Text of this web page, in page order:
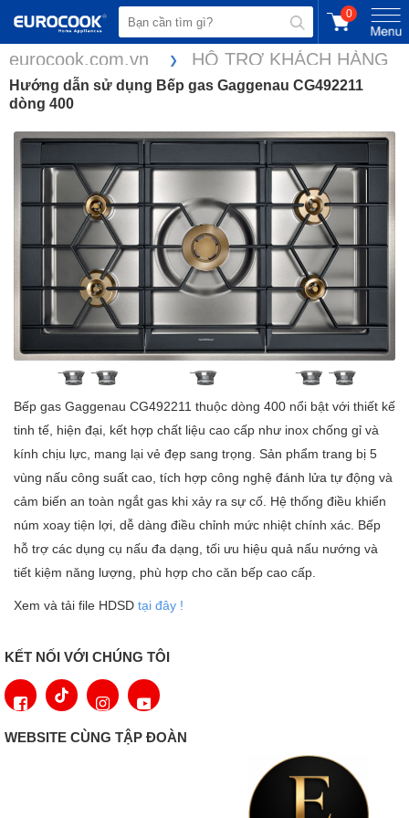
0
eurocook.com.vn HỖ TRỢ KHÁCH HÀNG
Hướng dẫn sử dụng Bếp gas Gaggenau CG492211
dòng 400
Bếp gas Gaggenau CG492211 thuộc dòng 400 nổi bật với thiết kế
tinh tế, hiện đại, kết hợp chất liệu cao cấp như inox chống gỉ và
kính chịu lực, mang lại vẻ đẹp sang trọng. Sản phẩm trang bị 5
vùng nấu công suất cao, tích hợp công nghệ đánh lửa tự động và
cảm biến an toàn ngắt gas khi xảy ra sự cố. Hệ thống điều khiển
núm xoay tiện lợi, dễ dàng điều chỉnh mức nhiệt chính xác. Bếp
hỗ trợ các dụng cụ nấu đa dạng, tối ưu hiệu quả nấu nướng và
tiết kiệm năng lượng, phù hợp cho căn bếp cao cấp.
Xem và tải file HDSD tại đây !
KẾT NỐI VỚI CHÚNG TÔI
WEBSITE CÙNG TẬP ĐOÀN